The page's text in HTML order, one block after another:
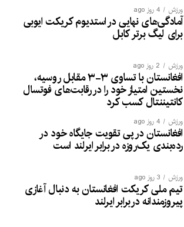
ورزش 4 روز ago
آمادگی‌های نهایی در استدیوم کریکت ایوبی
برای لیگ برتر کابل
ورزش 2 روز ago
افغانستان با تساوی ۳-۳ مقابل روسیه،
نخستین امتیاز خود را در رقابت‌های فوتسال
کانتیننتال کسب کرد
ورزش 4 روز ago
افغانستان در پی تقویت جایگاه خود در
رده‌بندی یک‌روزه در برابر ایرلند است
ورزش 3 روز ago
تیم ملی کریکت افغانستان به دنبال آغازی
پیروزمندانه دربرابر ایرلند